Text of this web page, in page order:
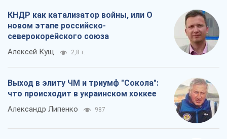
КНДР как катализатор войны, или О
новом этапе российско-
северокорейского союза
Алексей Кущ 2,8 т.
Выход в элиту ЧМ и триумф "Сокола":
что происходит в украинском хоккее
Александр Липенко 987